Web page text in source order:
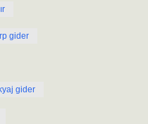
gider
gider